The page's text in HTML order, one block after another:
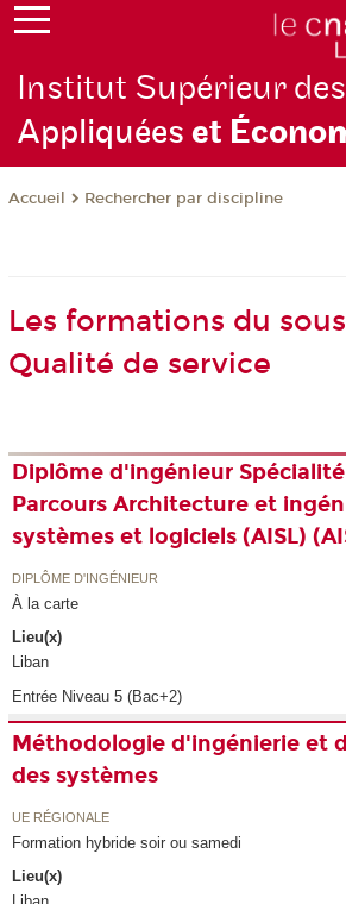
Institut Supérieur des
Appliquéeset Écono
Accueil Rechercher par discipline
Les formations du
Qualité de service
Diplôme d'ingénieur
Parcours Architecture et
systèmes et logiciels (AISL)
DIPLÔME D'INGÉNIEUR
À la carte
Lieu(x)
Liban
Entrée Niveau 5 (Bac+2)
Méthodologie d'ingénierie et
des systèmes
UE RÉGIONALE
Formation hybride soir ou samedi
Lieu(x)